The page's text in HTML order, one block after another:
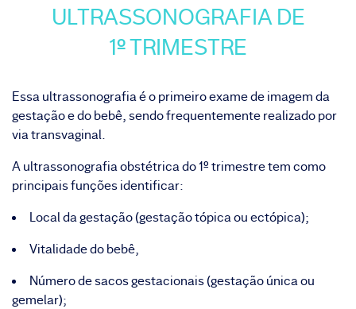
ULTRASSONOGRAFIA DE
1º TRIMESTRE
Essa ultrassonografia é o primeiro exame de imagem da
gestação e do bebê, sendo frequentemente realizado por
via transvaginal.
A ultrassonografia obstétrica do 1º trimestre tem como
principais funções identificar:
Local da gestação (gestação tópica ou ectópica);
Vitalidade do bebê,
Número de sacos gestacionais (gestação única ou
gemelar);